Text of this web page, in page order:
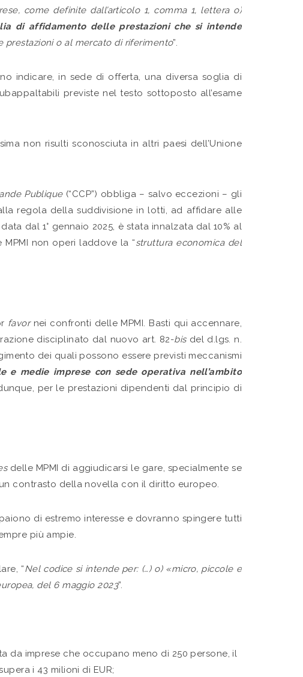
come definite dall’articolo 1, comma 1, lettera o)
di affidamento delle prestazioni che si intende
o al mercato di riferimento”.
indicare, in sede di offerta, una diversa soglia di
previste nel testo sottoposto all’esame
non risulti sconosciuta in altri paesi dell’Unione
Publique(“CCP”) obbliga – salvo eccezioni – gli
regola della suddivisione in lotti, ad affidare alle
dal 1° gennaio 2025, è stata innalzata dal 10% al
MPMI non operi laddove la “struttura economica del
favornei confronti delle MPMI. Basti qui accennare,
disciplinato dal nuovo art. 82-bisdel d.lgs. n.
dei quali possono essere previsti meccanismi
medie imprese con sede operativa nell’ambito
per le prestazioni dipendenti dal principio di
delle MPMI di aggiudicarsi le gare, specialmente se
contrasto della novella con il diritto europeo.
di estremo interesse e dovranno spingere tutti
più ampie.
“Nel codice si intende per: (…) o) «micro, piccole e
del 6 maggio 2023”.
da imprese che occupano meno di 250 persone, il
i 43 milioni di EUR;